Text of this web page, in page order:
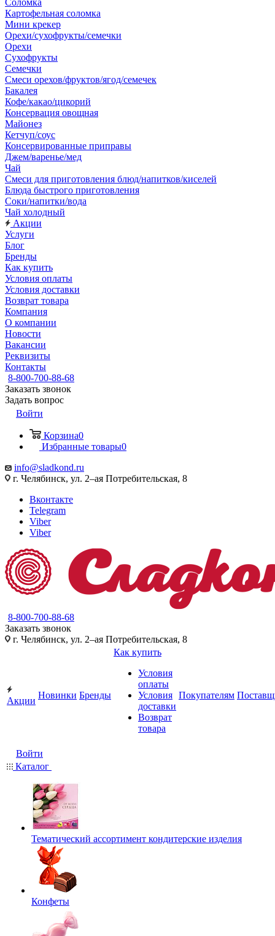
Соломка
Картофельная соломка
Мини крекер
Орехи/сухофрукты/семечки
Орехи
Сухофрукты
Семечки
Смеси орехов/фруктов/ягод/семечек
Бакалея
Кофе/какао/цикорий
Консервация овощная
Майонез
Кетчуп/соус
Консервированные приправы
Джем/варенье/мед
Чай
Смеси для приготовления блюд/напитков/киселей
Блюда быстрого приготовления
Соки/напитки/вода
Чай холодный
Акции
Услуги
Блог
Бренды
Как купить
Условия оплаты
Условия доставки
Возврат товара
Компания
О компании
Новости
Вакансии
Реквизиты
Контакты
8-800-700-88-68
Заказать звонок
Задать вопрос
Войти
Корзина0
Избранные товары0
info@sladkond.ru
г. Челябинск, ул. 2–ая Потребительская, 8
Вконтакте
Telegram
Viber
Viber
8-800-700-88-68
Заказать звонок
г. Челябинск, ул. 2–ая Потребительская, 8
Акции
Новинки Бренды
Как купить
Условия
оплаты
Условия
доставки
Возврат
товара
Покупателям
Войти
Каталог
Тематический ассортимент кондитерские изделия
Конфеты